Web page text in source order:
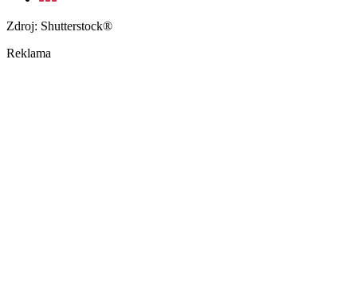
Zdroj: Shutterstock®
Reklama